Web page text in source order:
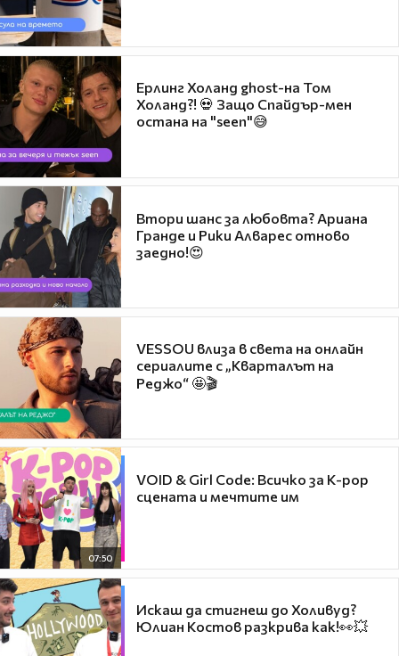
Ерлинг Холанд ghost-на Том
Холанд?! 💀 Защо Спайдър-мен
остана на "seen"😅
Втори шанс за любовта? Ариана
Гранде и Рики Алварес отново
заедно!😍
VESSOU влиза в света на онлайн
сериалите с „Кварталът на
Реджо“ 🤩🎬
07:50
VOID & Girl Code: Всичко за K-pop
сцената и мечтите им
Искаш да стигнеш до Холивуд?
Юлиан Костов разкрива как!👀💥